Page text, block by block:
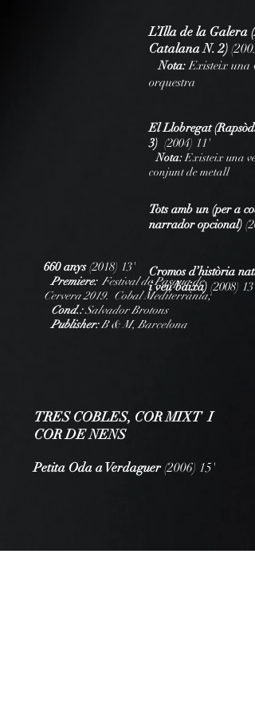
L’Illa de la Galera
Catalana N. 2)
Nota:Existeix una
orquestra
El Llobregat
3) (2004) 11'
Nota:Existeix una
conjunt de metall
Tots amb un (per a
narrador opcional)
Cromos d’història
i veu baixa) (2008) 13'
660 anys(2018) 13'
Premiere: Festival de Pasqua de
Cervera 2019. Cobal Mediterrània;
Cond.:Salvador Brotons
Publisher:B & M, Barcelona
TRES COBLES, COR MIXT I
COR DE NENS
Petita Oda a Verdaguer(2006) 15'